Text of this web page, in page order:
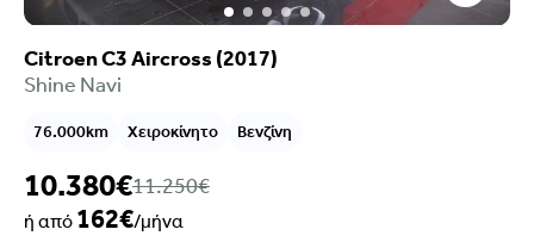
Citroen C3 Aircross (2017)
Shine Navi
76.000km Χειροκίνητο Βενζίνη
10.380€11.250€
ή από 162€/μήνα